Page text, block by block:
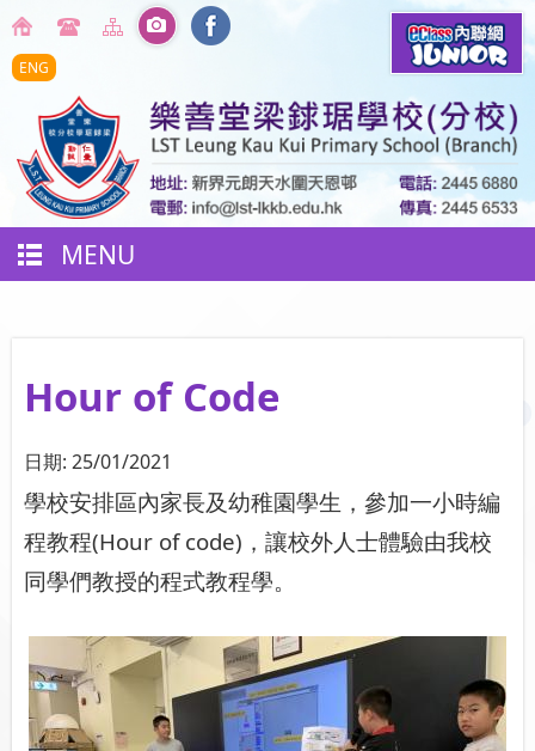
ENG
MENU
Hour of Code
日期: 25/01/2021
學校安排區內家長及幼稚園學生，參加一小時編
程教程(Hour of code)，讓校外人士體驗由我校
同學們教授的程式教程學。